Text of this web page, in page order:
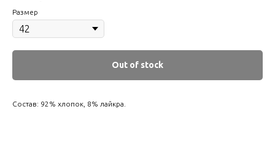
Размер
Out of stock
Состав: 92% хлопок, 8% лайкра.